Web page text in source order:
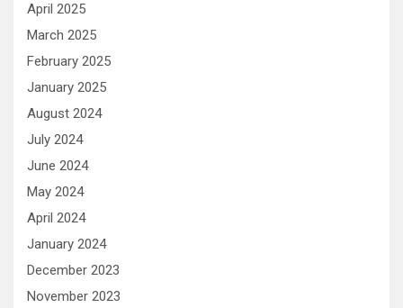
April 2025
March 2025
February 2025
January 2025
August 2024
July 2024
June 2024
May 2024
April 2024
January 2024
December 2023
November 2023